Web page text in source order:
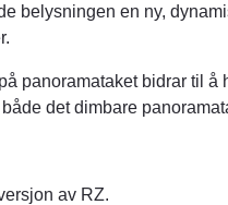
belysningen en ny,
panoramataket bidrar til
det dimbare
av RZ.